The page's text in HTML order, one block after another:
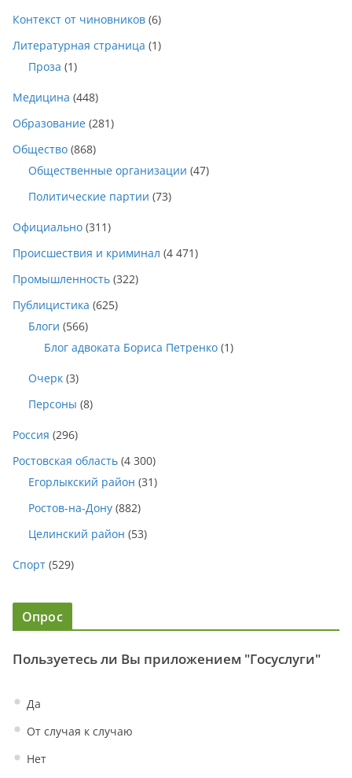
Контекст от чиновников (6)
Литературная страница (1)
Проза (1)
Медицина (448)
Образование (281)
Общество (868)
Общественные организации (47)
Политические партии (73)
Официально (311)
Происшествия и криминал (4 471)
Промышленность (322)
Публицистика (625)
Блоги (566)
Блог адвоката Бориса Петренко (1)
Очерк (3)
Персоны (8)
Россия (296)
Ростовская область (4 300)
Егорлыкский район (31)
Ростов-на-Дону (882)
Целинский район (53)
Спорт (529)
Опрос
Пользуетесь ли Вы приложением "Госуслуги"
Да
От случая к случаю
Нет